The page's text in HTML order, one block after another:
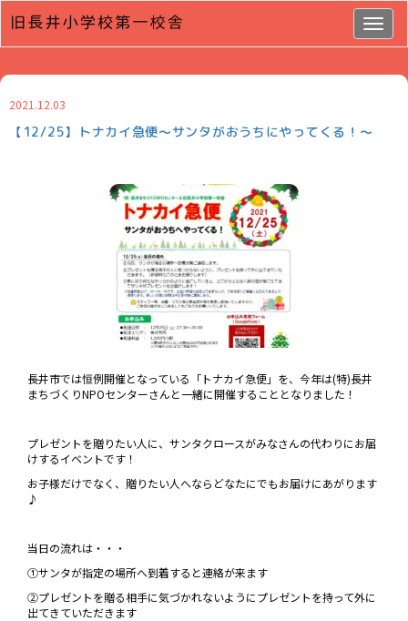
2021.12.03
【12/25】トナカイ急便～サンタがおうちにやってくる！～
長井市では恒例開催となっている「トナカイ急便」を、今年は(特)長井
まちづくりNPOセンターさんと一緒に開催することとなりました！
プレゼントを贈りたい人に、サンタクロースがみなさんの代わりにお届
けするイベントです！
お子様だけでなく、贈りたい人へならどなたにでもお届けにあがります
♪
当日の流れは・・・
①サンタが指定の場所へ到着すると連絡が来ます
②プレゼントを贈る相手に気づかれないようにプレゼントを持って外に
出てきていただきます